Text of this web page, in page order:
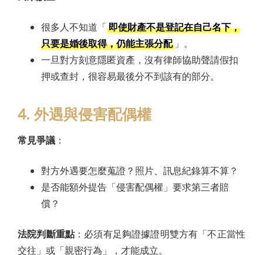
很多人不知道「即使財產不是登記在自己名下，
只要是婚後取得，仍能主張分配 」。
一旦對方刻意隱匿資產，沒有律師協助聲請假扣
押或查封，很容易最後分不到該有的部分。
4. 外遇與侵害配偶權
常見爭議 ：
對方外遇要怎麼蒐證？照片、訊息紀錄算不算？
是否能額外提告「侵害配偶權」要求第三者賠
償？
法院判斷重點 ：必須有足夠證據證明雙方有「不正當性
交往」或「親密行為」，才能成立。